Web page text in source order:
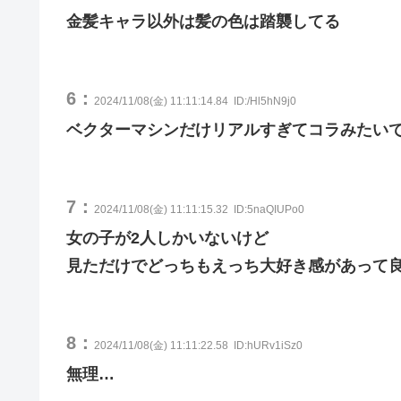
金髪キャラ以外は髪の色は踏襲してる
6： 2024/11/08(金) 11:11:14.84 ID:/Hl5hN9j0
ベクターマシンだけリアルすぎてコラみたい
7： 2024/11/08(金) 11:11:15.32 ID:5naQIUPo0
女の子が2人しかいないけど
見ただけでどっちもえっち大好き感があって
8： 2024/11/08(金) 11:11:22.58 ID:hURv1iSz0
無理…